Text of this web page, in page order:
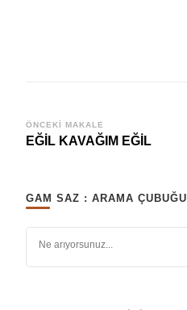
Yazı
dolaşımı
ÖNCEKI MAKALE
EĞİL KAVAĞIM EĞİL
GAM SAZ : ARAMA ÇUBUĞU